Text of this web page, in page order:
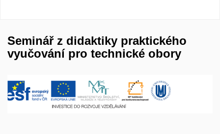
Seminář z didaktiky praktického
vyučování pro technické obory